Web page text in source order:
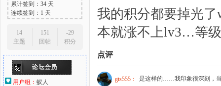
累计签到：34 天
连续签到：1 天
14
主题
151
回帖
-29
积分
用户组： 蚁人
我的积分都要掉光
本就涨不上lv3…等
点评
gts555：
是这样的……我印象很深刻，